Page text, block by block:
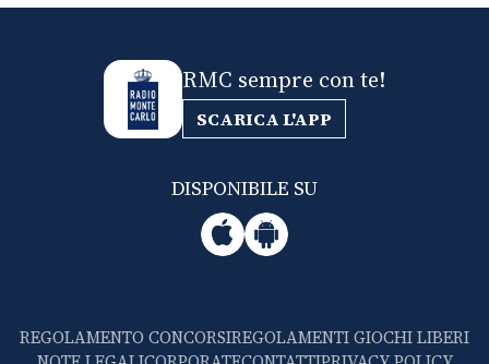
RMC sempre con te!
SCARICA L'APP
DISPONIBILE SU
REGOLAMENTO CONCORSIREGOLAMENTI GIOCHI LIBERI